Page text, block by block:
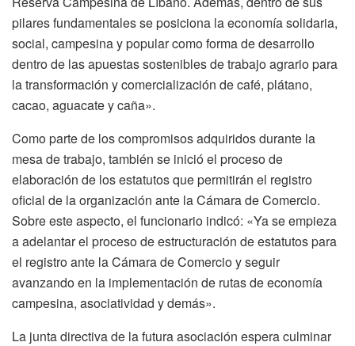
pilares fundamentales se posiciona la economía solidaria,
social, campesina y popular como forma de desarrollo
dentro de las apuestas sostenibles de trabajo agrario para
la transformación y comercialización de café, plátano,
cacao, aguacate y caña».
Como parte de los compromisos adquiridos durante la
mesa de trabajo, también se inició el proceso de
elaboración de los estatutos que permitirán el registro
oficial de la organización ante la Cámara de Comercio.
Sobre este aspecto, el funcionario indicó: «Ya se empieza
a adelantar el proceso de estructuración de estatutos para
el registro ante la Cámara de Comercio y seguir
avanzando en la implementación de rutas de economía
campesina, asociatividad y demás».
La junta directiva de la futura asociación espera culminar